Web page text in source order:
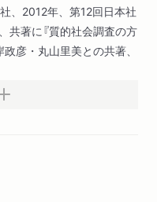
察の極限 岸政彦
、2012年、第12回日本社
共著に『質的社会調査の方
彦・丸山里美との共著、